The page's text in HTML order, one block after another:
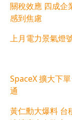
關稅效應 四成企
感到焦慮
上月電力景氣燈
SpaceX 擴大下
通
黃仁勳大爆料 台